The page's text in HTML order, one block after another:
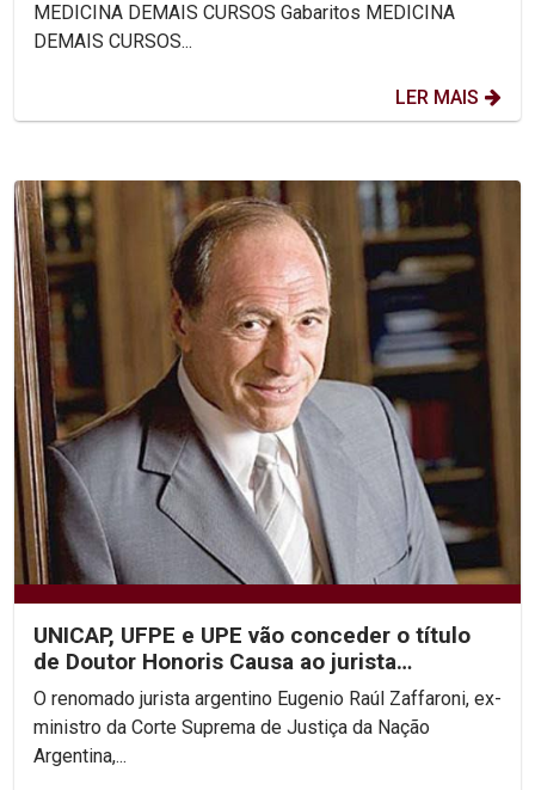
MEDICINA DEMAIS CURSOS Gabaritos MEDICINA
DEMAIS CURSOS...
LER MAIS
UNICAP, UFPE e UPE vão conceder o título
de Doutor Honoris Causa ao jurista
argentino Eugenio...
O renomado jurista argentino Eugenio Raúl Zaffaroni, ex-
ministro da Corte Suprema de Justiça da Nação
Argentina,...